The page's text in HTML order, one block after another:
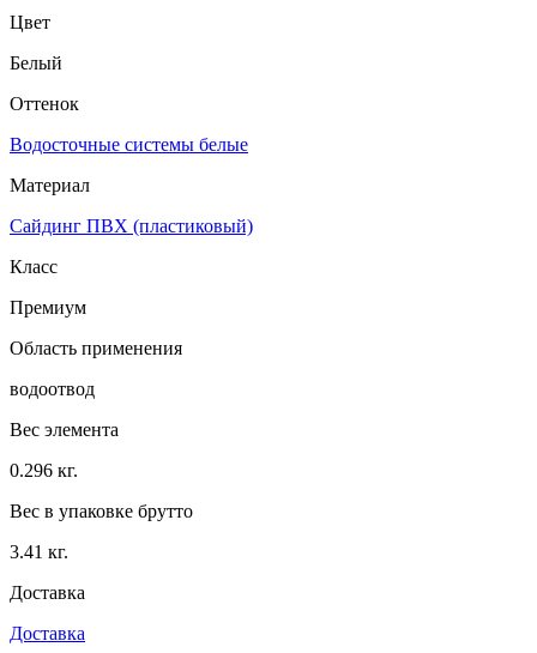
Цвет
Белый
Оттенок
Водосточные системы белые
Материал
Сайдинг ПВХ (пластиковый)
Класс
Премиум
Область применения
водоотвод
Вес элемента
0.296 кг.
Вес в упаковке брутто
3.41 кг.
Доставка
Доставка